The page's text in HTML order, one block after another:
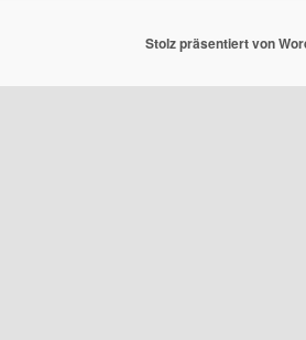
Stolz präsentiert von